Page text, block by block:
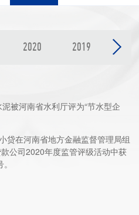
2020 2019
被河南省水利厅评为“节水型企
贷在河南省地方金融监督管理局组
公司2020年度监管评级活动中获